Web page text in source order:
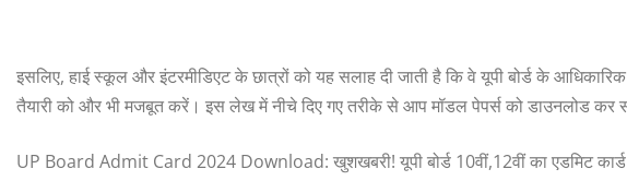
इसलिए, हाई स्कूल और इंटरमीडिएट के छात्रों को यह सलाह दी जाती है कि वे यूपी बोर्ड के
तैयारी को और भी मजबूत करें। इस लेख में नीचे दिए गए तरीके से आप मॉडल पेपर्स को डाउनलोड कर
UP Board Admit Card 2024 Download: खुशखबरी! यूपी बोर्ड 10वीं,12वीं का एडमिट